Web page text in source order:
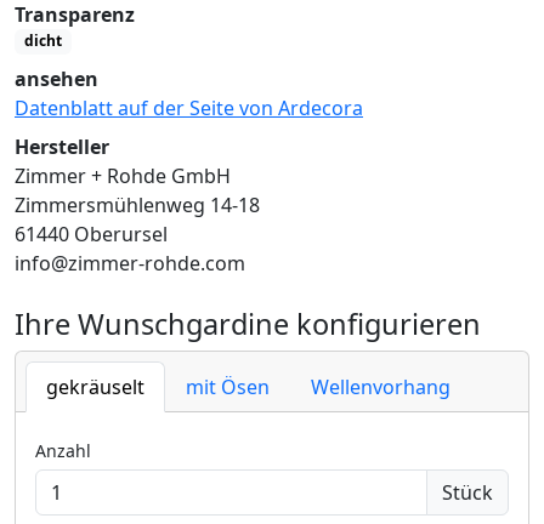
Transparenz
dicht
ansehen
Datenblatt auf der Seite von Ardecora
Hersteller
Zimmer + Rohde GmbH
Zimmersmühlenweg 14-18
61440 Oberursel
info@zimmer-rohde.com
Ihre Wunschgardine konfigurieren
gekräuselt mit Ösen Wellenvorhang
Anzahl
Stück